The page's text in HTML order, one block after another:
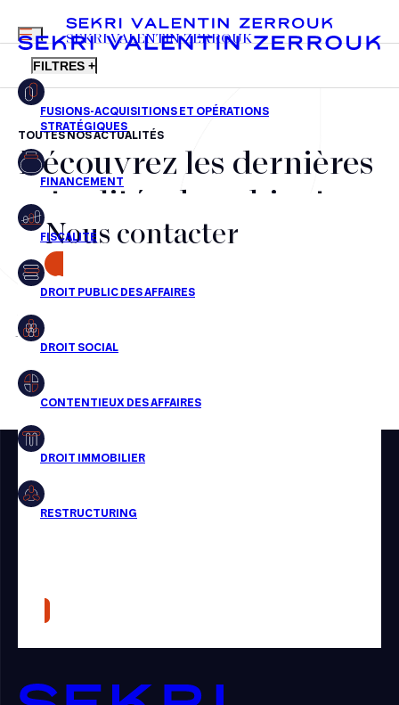
FR EN
MENU
SEKRI VALENTIN ZERROUK
FILTRES +
Fusions-acquisitions et opérations stratégiques
Financement
Fiscalité
Droit public des affaires
Droit social
Droit immobilier
Restructuring
Presse
TOUTES NOS ACTUALITÉS
Découvrez les dernières
actualités du cabinet,
nos récompenses et nos
transactions, jour après
jour
Aucun résultats pour cette recherche
Nous contacter